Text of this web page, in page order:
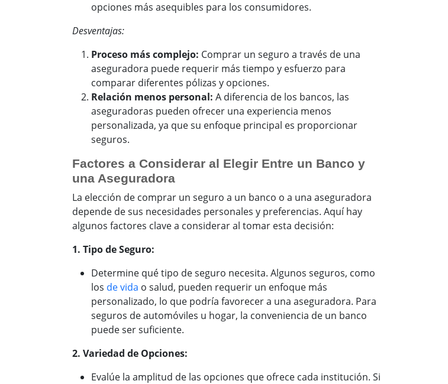
opciones más asequibles para los consumidores.
Desventajas:
Proceso más complejo: Comprar un seguro a través de una
aseguradora puede requerir más tiempo y esfuerzo para
comparar diferentes pólizas y opciones.
Relación menos personal: A diferencia de los bancos, las
aseguradoras pueden ofrecer una experiencia menos
personalizada, ya que su enfoque principal es proporcionar
seguros.
Factores a Considerar al Elegir Entre un Banco y
una Aseguradora
La elección de comprar un seguro a un banco o a una aseguradora
depende de sus necesidades personales y preferencias. Aquí hay
algunos factores clave a considerar al tomar esta decisión:
1. Tipo de Seguro:
Determine qué tipo de seguro necesita. Algunos seguros, como
los de vida o salud, pueden requerir un enfoque más
personalizado, lo que podría favorecer a una aseguradora. Para
seguros de automóviles u hogar, la conveniencia de un banco
puede ser suficiente.
2. Variedad de Opciones:
Evalúe la amplitud de las opciones que ofrece cada institución. Si